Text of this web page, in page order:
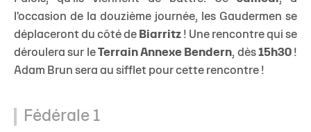
l'occasion de la douzième journée, les Gaudermen se
déplaceront du côté de Biarritz ! Une rencontre qui se
déroulera sur le Terrain Annexe Bendern, dès 15h30!
Adam Brun sera au sifflet pour cette rencontre !
Fédérale 1